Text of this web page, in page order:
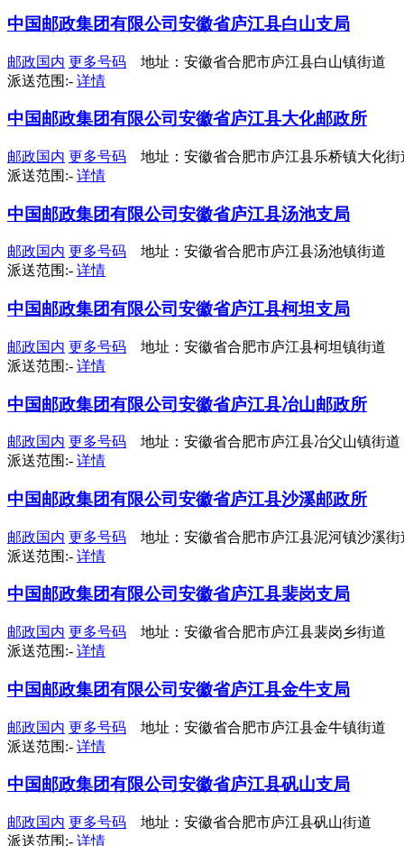
中国邮政集团有限公司安徽省庐江县白山支局
邮政国内 更多号码 地址：安徽省合肥市庐江县白山镇街道
派送范围:- 详情
中国邮政集团有限公司安徽省庐江县大化邮政所
邮政国内 更多号码 地址：安徽省合肥市庐江县乐桥镇大化街
派送范围:- 详情
中国邮政集团有限公司安徽省庐江县汤池支局
邮政国内 更多号码 地址：安徽省合肥市庐江县汤池镇街道
派送范围:- 详情
中国邮政集团有限公司安徽省庐江县柯坦支局
邮政国内 更多号码 地址：安徽省合肥市庐江县柯坦镇街道
派送范围:- 详情
中国邮政集团有限公司安徽省庐江县冶山邮政所
邮政国内 更多号码 地址：安徽省合肥市庐江县冶父山镇街道
派送范围:- 详情
中国邮政集团有限公司安徽省庐江县沙溪邮政所
邮政国内 更多号码 地址：安徽省合肥市庐江县泥河镇沙溪街
派送范围:- 详情
中国邮政集团有限公司安徽省庐江县裴岗支局
邮政国内 更多号码 地址：安徽省合肥市庐江县裴岗乡街道
派送范围:- 详情
中国邮政集团有限公司安徽省庐江县金牛支局
邮政国内 更多号码 地址：安徽省合肥市庐江县金牛镇街道
派送范围:- 详情
中国邮政集团有限公司安徽省庐江县矾山支局
邮政国内 更多号码 地址：安徽省合肥市庐江县矾山街道
派送范围:- 详情